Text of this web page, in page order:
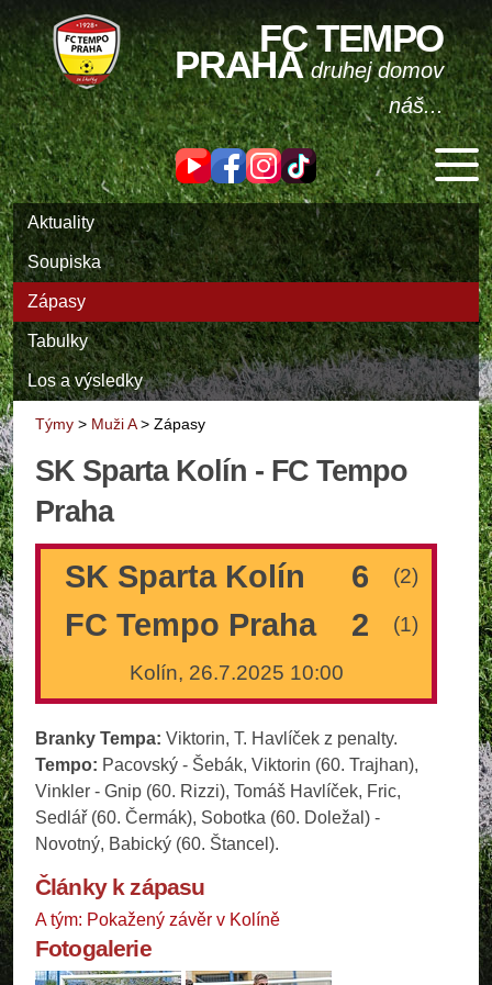
FC TEMPO
PRAHAdruhej domov
náš...
Aktuality
Soupiska
Zápasy
Tabulky
Los a výsledky
Týmy > Muži A> Zápasy
SK Sparta Kolín - FC Tempo
Praha
SK Sparta Kolín 6 (2)
FC Tempo Praha 2 (1)
Kolín, 26.7.2025 10:00
Branky Tempa: Viktorin, T. Havlíček z penalty.
Tempo: Pacovský - Šebák, Viktorin (60. Trajhan),
Vinkler - Gnip (60. Rizzi), Tomáš Havlíček, Fric,
Sedlář (60. Čermák), Sobotka (60. Doležal) -
Novotný, Babický (60. Štancel).
Články k zápasu
A tým: Pokažený závěr v Kolíně
Fotogalerie